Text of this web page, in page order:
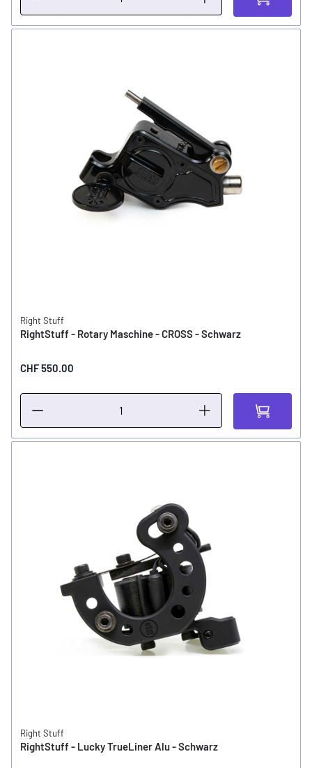
Right Stuff
RightStuff - Rotary Maschine - CROSS - Schwarz
CHF 550.00
Right Stuff
RightStuff - Lucky TrueLiner Alu - Schwarz